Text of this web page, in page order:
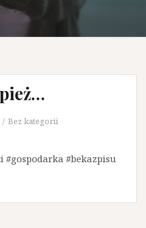
Bez kategorii
#bekazpisu